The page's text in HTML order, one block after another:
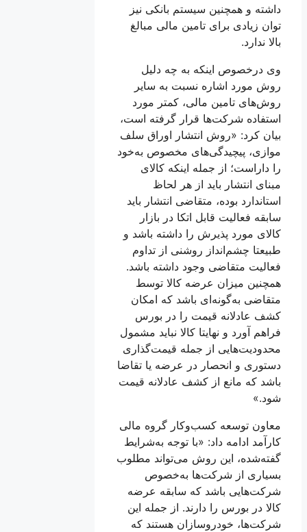
داشته و همچنین سیستم بانکی نیز
توان زیادی برای تامین مالی مبالغ
بالا ندارد.
وی درخصوص اینکه به چه دلیل
روش مورد اشاره نسبت به سایر
روش‌های تامین مالی، کمتر مورد
استفاده شرکت‌ها قرار گرفته است،
بیان کرد: «روش انتشار اوراق سلف
موازی، پیچیدگی‌های مخصوص به‌خود
را داراست؛ از جمله اینکه کالای
مبنای انتشار باید از هر لحاظ
استاندارد بوده، متقاضی انتشار باید
سابقه فعالیت قابل اتکا در بازار
کالای مورد پذیرش را داشته باشد و
طبیعتا چشم‌انداز روشنی از تداوم
فعالیت متقاضی وجود داشته باشد.
همچنین میزان عرضه کالا توسط
متقاضی به‌گونه‌ای باشد که امکان
کشف عادلانه قیمت را در بورس
فراهم آورد و نهایتا کالا نباید مشمول
محدودیت‌هایی از جمله قیمت‌گذاری
دستوری و انحصار در عرضه یا تقاضا
باشد که مانع از کشف عادلانه قیمت
شود.»
معاون توسعه کسب‌وکار گروه مالی
کارآمد ادامه داد: «با توجه به‌شرایط
گفته‌شده، این روش می‌تواند مطلوب
بسیاری از شرکت‌ها به‌خصوص
شرکت‌هایی باشد که سابقه عرضه
کالا در بورس را دارند. از جمله این
شرکت‌ها، خودروسازان هستند که